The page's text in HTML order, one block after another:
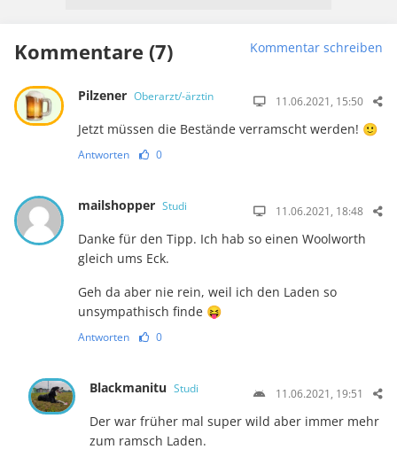
Kommentare (7) Kommentar schreiben
Pilzener Oberarzt/-ärztin 11.06.2021, 15:50
Jetzt müssen die Bestände verramscht werden! 🙂
Antworten 0
mailshopper Studi 11.06.2021, 18:48
Danke für den Tipp. Ich hab so einen Woolworth
gleich ums Eck.
Geh da aber nie rein, weil ich den Laden so
unsympathisch finde 😝
Antworten 0
Blackmanitu Studi 11.06.2021, 19:51
Der war früher mal super wild aber immer mehr
zum ramsch Laden.